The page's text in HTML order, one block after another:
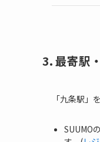
3. 最寄駅
「九条駅」
SUUMO